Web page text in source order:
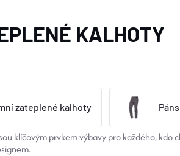
KALHOTY
zateplené kalhoty
klíčovým prvkem výbavy pro každého,